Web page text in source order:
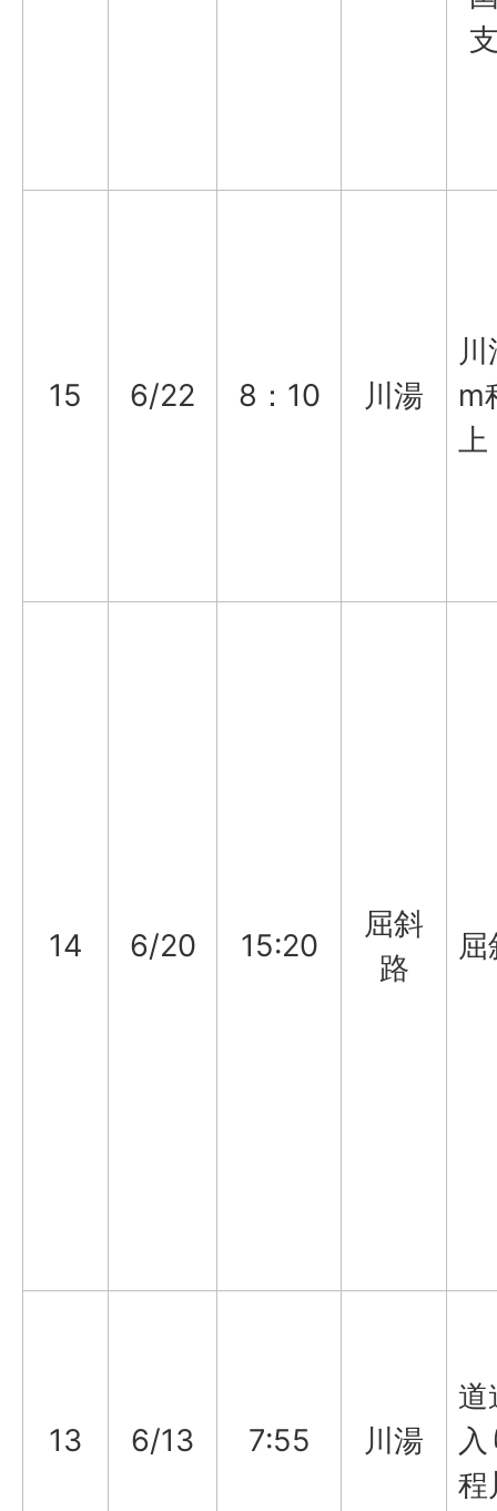
15 6/22 8：10 川湯
m
上
14 6/20 15:20
屈斜
路
13 6/13 7:55 川湯
道
程